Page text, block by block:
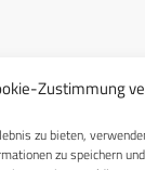
Zustimmung
zu bieten,
zu speichern